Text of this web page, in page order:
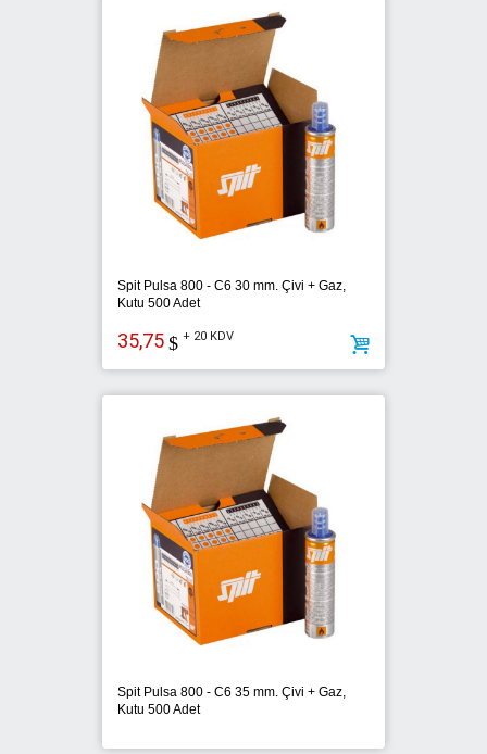
STANLEY
STD Civata
VESTA
Spit Pulsa 800 - C6 30 mm. Çivi + Gaz,
Kutu 500 Adet
35,75 $ + 20 KDV
Spit Pulsa 800 - C6 35 mm. Çivi + Gaz,
Kutu 500 Adet